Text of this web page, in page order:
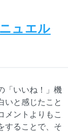
ュエル
「いいね！」機
いと感じたこと
メントよりもこ
することで、そ